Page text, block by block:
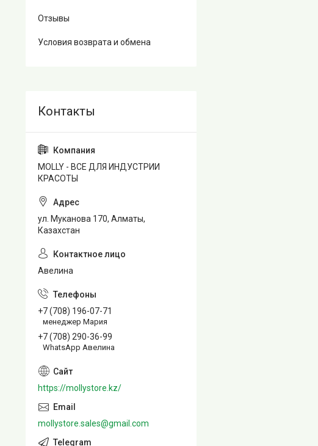
Отзывы
Условия возврата и обмена
MOLLY - ВСЕ ДЛЯ ИНДУСТРИИ
КРАСОТЫ
ул. Муканова 170, Алматы,
Казахстан
Авелина
+7 (708) 196-07-71
менеджер Мария
+7 (708) 290-36-99
WhatsApp Авелина
https://mollystore.kz/
mollystore.sales@gmail.com